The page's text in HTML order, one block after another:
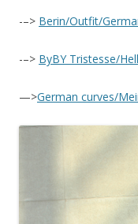
-–> Berin/Outfit/
-–> ByBY Tristesse/
—>German curves/